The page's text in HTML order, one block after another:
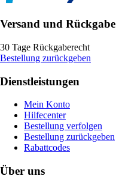
Versand und Rückgabe
30 Tage Rückgaberecht
Bestellung zurückgeben
Dienstleistungen
Mein Konto
Hilfecenter
Bestellung verfolgen
Bestellung zurückgeben
Rabattcodes
Über uns